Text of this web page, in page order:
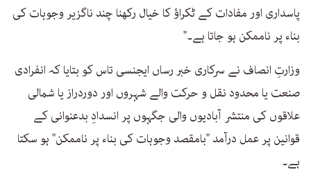
پاسداری اور مفادات کے ٹکراؤ کا خیال رکھنا چند ناگزیر وجوہات کی
بناء پر ناممکن ہو جاتا ہے۔"
وزارتِ انصاف نے سرکاری خبر رساں ایجنسی تاس کو بتایا کہ انفرادی
صنعت یا محدود نقل و حرکت والے شہروں اور دوردراز یا شمالی
علاقوں کی منتشر آبادیوں والی جگہوں پر انسدادِ بدعنوانی کے
قوانین پر عمل درآمد "بامقصد وجوہات کی بناء پر ناممکن" ہو سکتا
ہے۔